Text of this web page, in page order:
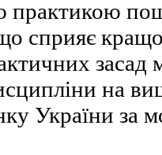
практикою
сприяє
засад
на
України за